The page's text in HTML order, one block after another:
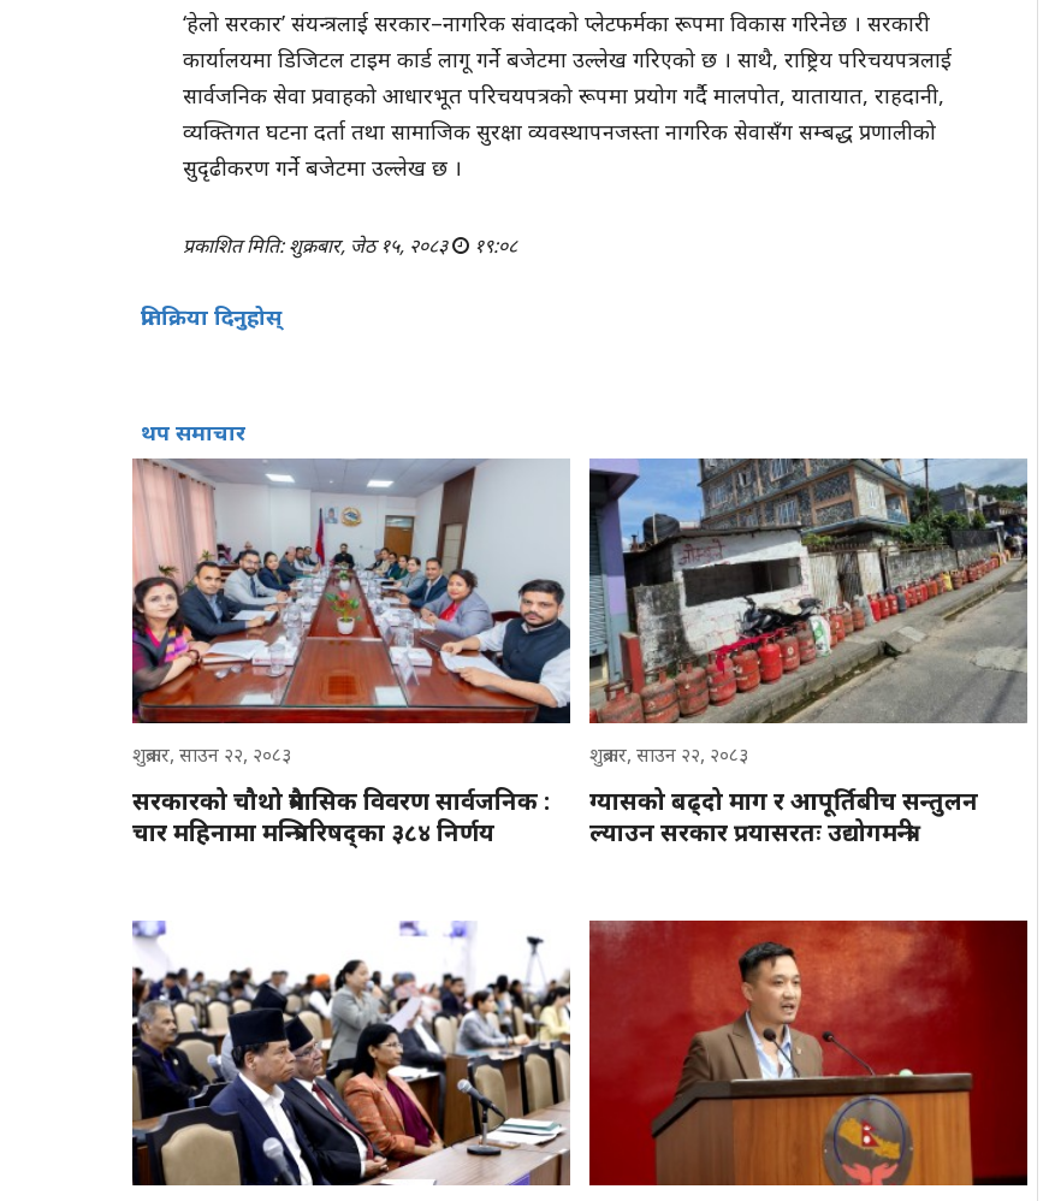
‘हेलो सरकार’ संयन्त्रलाई सरकार–नागरिक संवादको प्लेटफर्मका रूपमा विकास गरिनेछ । सरकारी
कार्यालयमा डिजिटल टाइम कार्ड लागू गर्ने बजेटमा उल्लेख गरिएको छ । साथै, राष्ट्रिय परिचयपत्रलाई
सार्वजनिक सेवा प्रवाहको आधारभूत परिचयपत्रको रूपमा प्रयोग गर्दै मालपोत, यातायात, राहदानी,
व्यक्तिगत घटना दर्ता तथा सामाजिक सुरक्षा व्यवस्थापनजस्ता नागरिक सेवासँग सम्बद्ध प्रणालीको
सुदृढीकरण गर्ने बजेटमा उल्लेख छ ।
प्रकाशित मिति: शुक्रबार, जेठ १५, २०८३ १९:०८
प्रतिक्रिया दिनुहोस्
थप समाचार
शुक्रबार, साउन २२, २०८३
सरकारको चौथो त्रैमासिक विवरण सार्वजनिक :
चार महिनामा मन्त्रिपरिषद्का ३८४ निर्णय
शुक्रबार, साउन २२, २०८३
ग्यासको बढ्दो माग र आपूर्तिबीच सन्तुलन
ल्याउन सरकार प्रयासरतः उद्योगमन्त्री